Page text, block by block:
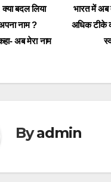
भारत में
अधिक टीके
बदल लिया
नाम ?
अब मेरा नाम
Byadmin